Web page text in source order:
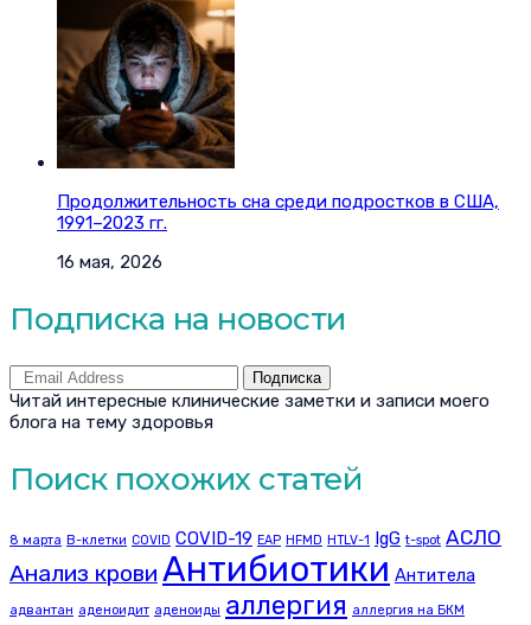
Продолжительность сна среди подростков в США,
1991–2023 гг.
16 мая, 2026
Подписка на новости
Подписка
Читай интересные клинические заметки и записи моего
блога на тему здоровья
Поиск похожих статей
8 марта B-клетки COVID COVID-19 EAP HFMD HTLV-1 IgG t-spot АСЛО
Анализ крови Антибиотики Антитела
адвантан аденоидит аденоиды аллергия аллергия на БКМ